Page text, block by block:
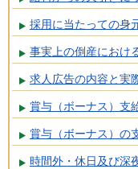
採用に当たっての身
事実上の倒産におけ
求人広告の内容と実
賞与（ボーナス）支
賞与（ボーナス）の
時間外・休日及び深